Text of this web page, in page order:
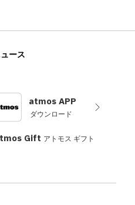
ース
atmos APP
ダウンロード
Gift アトモス ギフト